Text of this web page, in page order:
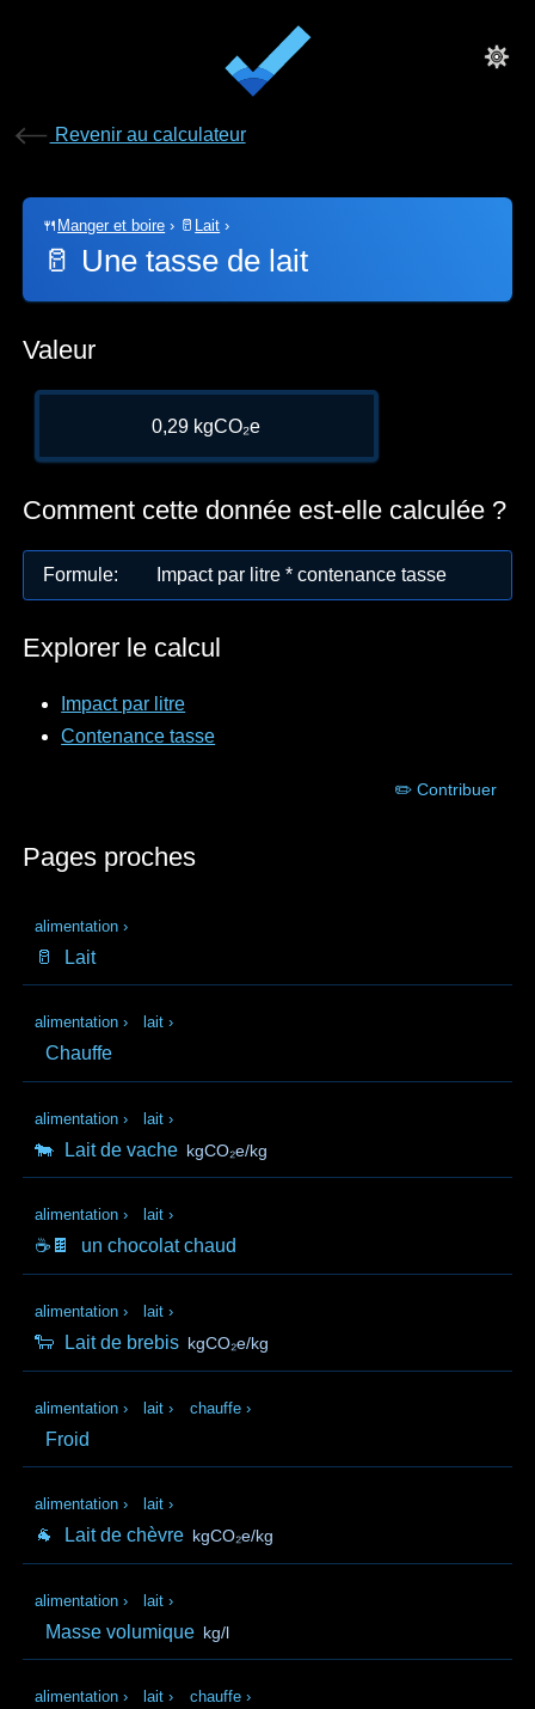
Revenir au calculateur
🍴 Manger et boire › 🥛 Lait ›
🥛 Une tasse de lait
Valeur
0,29 kgCO₂e
Comment cette donnée est-elle calculée ?
Formule: Impact par litre * contenance tasse
Explorer le calcul
Impact par litre
Contenance tasse
✏️ Contribuer
Pages proches
alimentation ›
🥛 Lait
alimentation › lait ›
Chauffe
alimentation › lait ›
🐄 Lait de vache kgCO₂e/kg
alimentation › lait ›
☕🍫 un chocolat chaud
alimentation › lait ›
🐑 Lait de brebis kgCO₂e/kg
alimentation › lait › chauffe ›
Froid
alimentation › lait ›
🐐 Lait de chèvre kgCO₂e/kg
alimentation › lait ›
Masse volumique kg/l
alimentation › lait › chauffe ›